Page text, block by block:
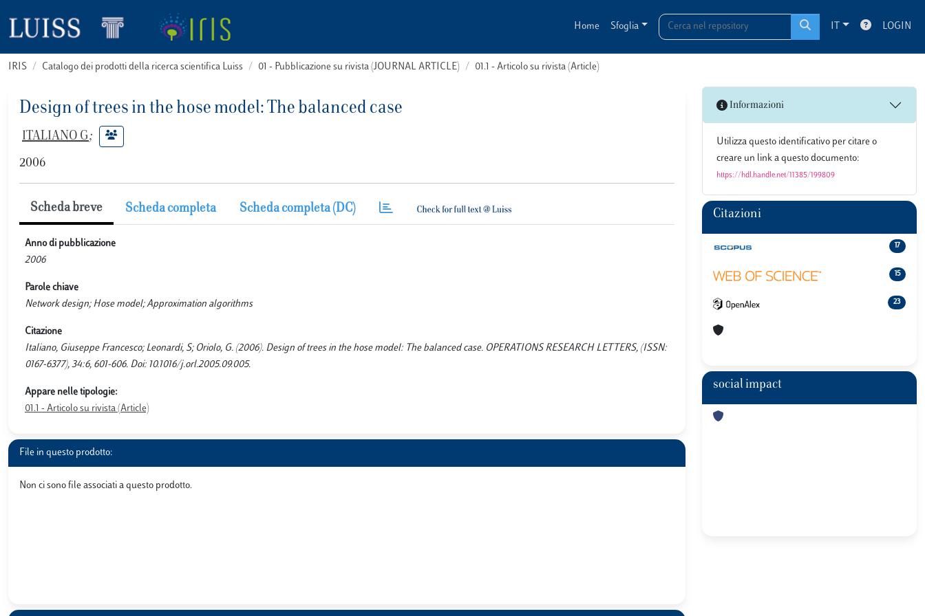
Home Sfoglia IT LOGIN
IRIS Catalogo dei prodotti della ricerca scientifica Luiss 01 - Pubblicazione su rivista (JOURNAL ARTICLE) 01.1 - Articolo su rivista (Article)
Design of trees in the hose model: The balanced case
ITALIANO G;
2006
Scheda breve Scheda completa Scheda completa (DC)
Anno di pubblicazione
2006
Parole chiave
Network design; Hose model; Approximation algorithms
Citazione
Italiano, Giuseppe Francesco; Leonardi, S; Oriolo, G. (2006). Design of trees in the hose model: The balanced case. OPERATIONS RESEARCH LETTERS, (ISSN:
0167-6377), 34:6, 601-606. Doi: 10.1016/j.orl.2005.09.005.
Appare nelle tipologie:
01.1 - Articolo su rivista (Article)
File in questo prodotto:
Non ci sono file associati a questo prodotto.
Informazioni
Utilizza questo identificativo per citare o
creare un link a questo documento:
https://hdl.handle.net/11385/199809
Citazioni
17
15
23
social impact